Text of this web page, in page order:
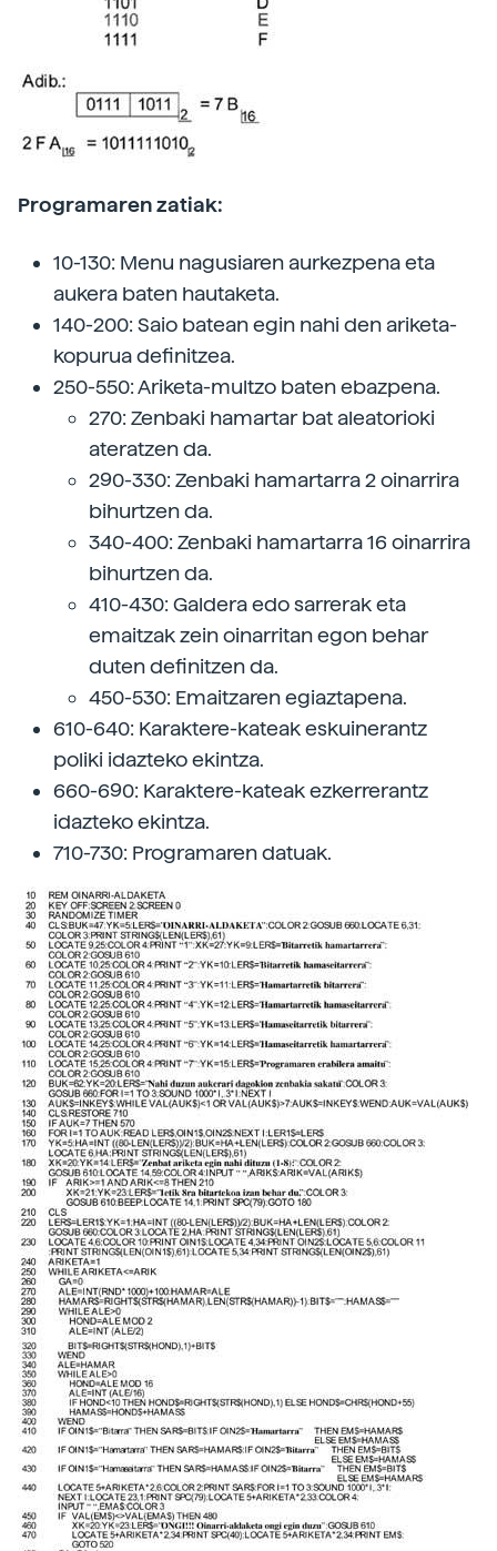
Programaren zatiak:
10-130: Menu nagusiaren aurkezpena eta
aukera baten hautaketa.
140-200: Saio batean egin nahi den ariketa-
kopurua definitzea.
250-550: Ariketa-multzo baten ebazpena.
270: Zenbaki hamartar bat aleatorioki
ateratzen da.
290-330: Zenbaki hamartarra 2 oinarrira
bihurtzen da.
340-400: Zenbaki hamartarra 16 oinarrira
bihurtzen da.
410-430: Galdera edo sarrerak eta
emaitzak zein oinarritan egon behar
duten definitzen da.
450-530: Emaitzaren egiaztapena.
610-640: Karaktere-kateak eskuinerantz
poliki idazteko ekintza.
660-690: Karaktere-kateak ezkerrerantz
idazteko ekintza.
710-730: Programaren datuak.